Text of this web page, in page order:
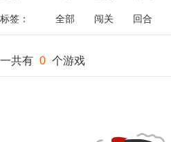
标签： 全部 闯关 回合
一共有 0 个游戏